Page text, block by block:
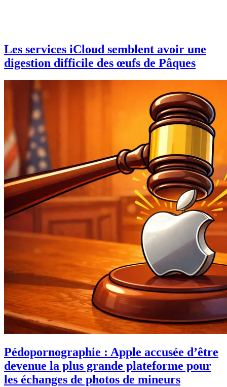
Les services iCloud semblent avoir une
digestion difficile des œufs de Pâques
Pédopornographie : Apple accusée d’être
devenue la plus grande plateforme pour
les échanges de photos de mineurs